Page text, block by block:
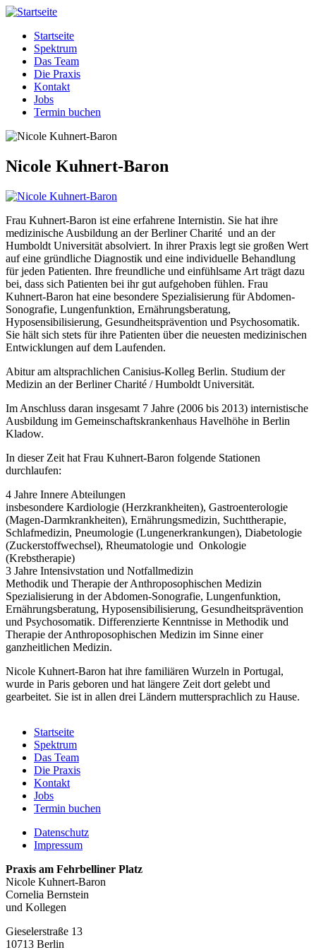
Direkt
Inhalt
Fehrbelliner
Platz
Sie
einfach
gut
behandelt.
Hauptnavigation
Startseite
Spektrum
Das Team
Die Praxis
Kontakt
Jobs
Termin buchen
Nicole Kuhnert-Baron
Frau Kuhnert-Baron ist eine erfahrene Internistin. Sie hat ihre
medizinische Ausbildung an der Berliner Charité und an der
Humboldt Universität absolviert. In ihrer Praxis legt sie großen Wert
auf eine gründliche Diagnostik und eine individuelle Behandlung
für jeden Patienten. Ihre freundliche und einfühlsame Art trägt dazu
bei, dass sich Patienten bei ihr gut aufgehoben fühlen. Frau
Kuhnert-Baron hat eine besondere Spezialisierung für Abdomen-
Sonografie, Lungenfunktion, Ernährungsberatung,
Hyposensibilisierung, Gesundheitsprävention und Psychosomatik.
Sie hält sich stets für ihre Patienten über die neuesten medizinischen
Entwicklungen auf dem Laufenden.
Abitur am altsprachlichen Canisius-Kolleg Berlin. Studium der
Medizin an der Berliner Charité / Humboldt Universität.
Im Anschluss daran insgesamt 7 Jahre (2006 bis 2013) internistische
Ausbildung im Gemeinschaftskrankenhaus Havelhöhe in Berlin
Kladow.
In dieser Zeit hat Frau Kuhnert-Baron folgende Stationen
durchlaufen:
4 Jahre Innere Abteilungen
insbesondere Kardiologie (Herzkrankheiten), Gastroenterologie
(Magen-Darmkrankheiten), Ernährungsmedizin, Suchttherapie,
Schlafmedizin, Pneumologie (Lungenerkrankungen), Diabetologie
(Zuckerstoffwechsel), Rheumatologie und Onkologie
(Krebstherapie)
3 Jahre Intensivstation und Notfallmedizin
Methodik und Therapie der Anthroposophischen Medizin
Spezialisierung in der Abdomen-Sonografie, Lungenfunktion,
Ernährungsberatung, Hyposensibilisierung, Gesundheitsprävention
und Psychosomatik. Differenzierte Kenntnisse in Methodik und
Therapie der Anthroposophischen Medizin im Sinne einer
ganzheitlichen Medizin.
Nicole Kuhnert-Baron hat ihre familiären Wurzeln in Portugal,
wurde in Paris geboren und hat längere Zeit dort gelebt und
gearbeitet. Sie ist in allen drei Ländern muttersprachlich zu Hause.
Hauptnavigation
Startseite
Spektrum
Das Team
Die Praxis
Kontakt
Jobs
Termin buchen
Fußzeile
Datenschutz
Impressum
Praxis am Fehrbelliner Platz
Nicole Kuhnert-Baron
Cornelia Bernstein
und Kollegen
Gieselerstraße 13
10713 Berlin